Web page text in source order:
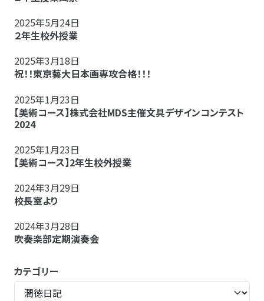
2025年5月24日
２年生校外授業
2025年3月18日
祝！！東京藝大日本画専攻合格！！！
2025年1月23日
【美術コース】株式会社MDS主催文具デザインコンテスト
2024
2025年1月23日
【美術コース】2年生校外授業
2024年3月29日
校長室より
2024年3月28日
吹奏楽部定期演奏会
カテゴリー